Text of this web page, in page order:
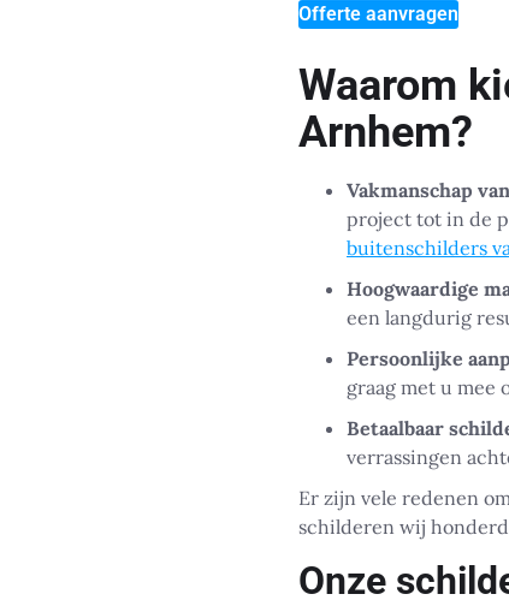
Offerte aanvragen
Waarom
Arnhem?
Vakmanschap
project tot in de
buitenschilders
Hoogwaardige
een langdurig
Persoonlijke
graag met u mee
Betaalbaar
verrassingen
Er zijn vele redenen
schilderen wij
Onze